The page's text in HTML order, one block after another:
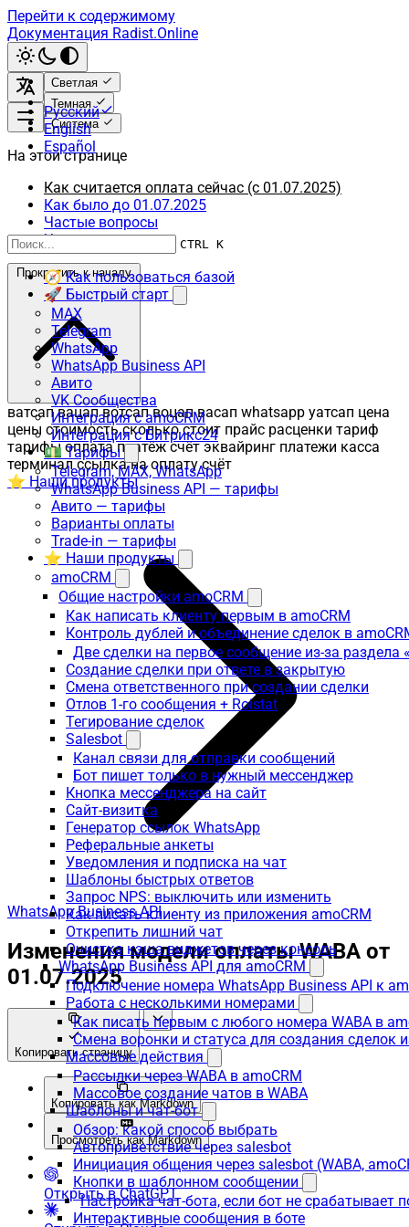
Перейти к содержимому
Документация Radist.Online
Светлая
Темная
Система
Русский
English
Español
CTRL K
🧭 Как пользоваться базой
🚀 Быстрый старт
MAX
Telegram
WhatsApp
WhatsApp Business API
Авито
VK Сообщества
Интеграция с amoCRM
Интеграция с Битрикс24
💵 Тарифы
Telegram, MAX, WhatsApp
WhatsApp Business API — тарифы
Авито — тарифы
Варианты оплаты
Trade-in — тарифы
⭐ Наши продукты
amoCRM
Общие настройки amoCRM
Как написать клиенту первым в amoCRM
Контроль дублей и объединение сделок в
Две сделки на первое сообщение из-за раздела
Создание сделки при ответе в закрытую
Смена ответственного при создании сделки
Отлов 1-го сообщения + Roistat
Тегирование сделок
Salesbot
Канал связи для отправки сообщений
Бот пишет только в нужный мессенджер
Кнопка мессенджера на сайт
Сайт-визитка
Генератор ссылок WhatsApp
Реферальные анкеты
Уведомления и подписка на чат
Шаблоны быстрых ответов
Запрос NPS: выключить или изменить
Как писать клиенту из приложения amoCRM
Открепить лишний чат
Очистка кэша виджетов через консоль
WhatsApp Business API для amoCRM
Подключение номера WhatsApp Business API к
Работа с несколькими номерами
Как писать первым с любого номера WABA в
Смена воронки и статуса для создания сделок
Массовые действия
Рассылки через WABA в amoCRM
Массовое создание чатов в WABA
Шаблоны и чат-бот
Обзор: какой способ выбрать
Автоприветствие через salesbot
Инициация общения через salesbot (WABA,
Кнопки в шаблонном сообщении
Настройка чат-бота, если бот не срабатывает
Интерактивные сообщения в боте
На этой странице
Как считается оплата сейчас (с 01.07.2025)
Как было до 01.07.2025
Частые вопросы
Что дальше
Прокрутить к началу
ватсап вацап вотсап воцап васап whatsapp уатсап цена
цены стоимость сколько стоит прайс расценки тариф
тарифы оплата платёж счёт эквайринг платежи касса
терминал ссылка на оплату счёт
⭐ Наши продукты
WhatsApp Business API
Изменения модели оплаты WABA от
01.07.2025
Копировать страницу
Копировать как Markdown
Просмотреть как Markdown
Открыть в ChatGPT